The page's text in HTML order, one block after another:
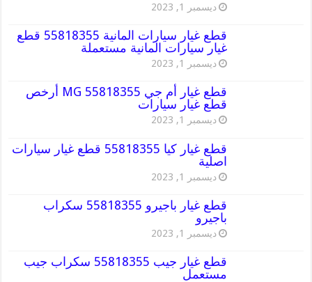
ديسمبر 1, 2023
قطع غيار سيارات المانية 55818355 قطع
غيار سيارات المانية مستعملة
ديسمبر 1, 2023
قطع غيار أم جي MG 55818355 أرخص
قطع غيار سيارات
ديسمبر 1, 2023
قطع غيار كيا 55818355 قطع غيار سيارات
اصلية
ديسمبر 1, 2023
قطع غيار باجيرو 55818355 سكراب
باجيرو
ديسمبر 1, 2023
قطع غيار جيب 55818355 سكراب جيب
مستعمل